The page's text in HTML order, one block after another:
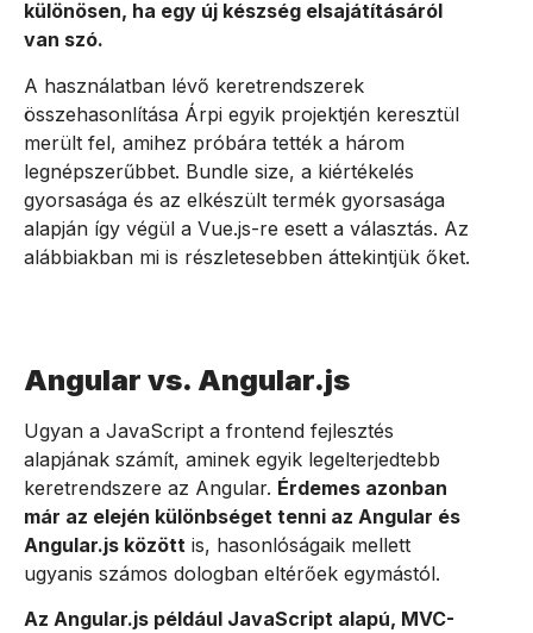
különösen, ha egy új készség elsajátításáról
van szó.
A használatban lévő keretrendszerek
összehasonlítása Árpi egyik projektjén keresztül
merült fel, amihez próbára tették a három
legnépszerűbbet. Bundle size, a kiértékelés
gyorsasága és az elkészült termék gyorsasága
alapján így végül a Vue.js-re esett a választás. Az
alábbiakban mi is részletesebben áttekintjük őket.
Angular vs. Angular.js
Ugyan a JavaScript a frontend fejlesztés
alapjának számít, aminek egyik legelterjedtebb
keretrendszere az Angular. Érdemes azonban
már az elején különbséget tenni az Angular és
Angular.js között is, hasonlóságaik mellett
ugyanis számos dologban eltérőek egymástól.
Az Angular.js például JavaScript alapú, MVC-